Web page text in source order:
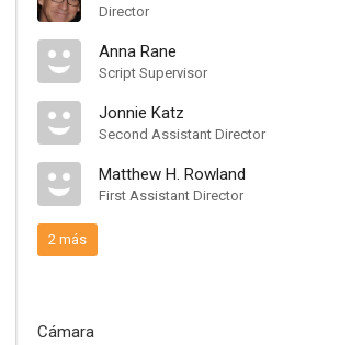
Director
Anna Rane
Script Supervisor
Jonnie Katz
Second Assistant Director
Matthew H. Rowland
First Assistant Director
2 más
Cámara